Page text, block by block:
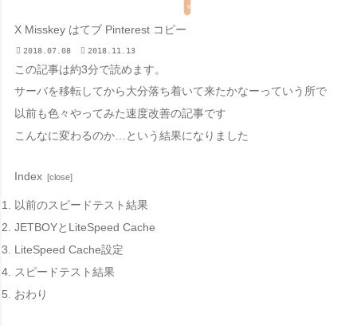
wordpress
X Misskey はてブ Pinterest コピー
2018.07.08 2018.11.13
この記事は約3分で読めます。
サーバを移転してから大分落ち着いて来たかなーっていう所で
以前も色々やってみた速度改善の記事です
こんなに変わるのか…という結果になりました
Index
以前のスピードテスト結果
JETBOYとLiteSpeed Cache
LiteSpeed Cache設定
スピードテスト結果
おわり